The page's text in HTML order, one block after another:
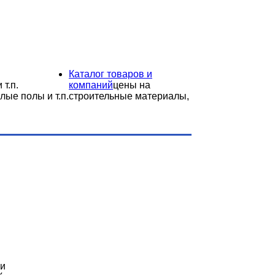
т.п.
полы и т.п.
Каталог товаров и
компанийцены на
строительные материалы,